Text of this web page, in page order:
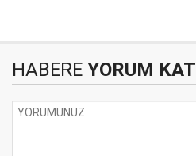
HABERE YORUM KAT